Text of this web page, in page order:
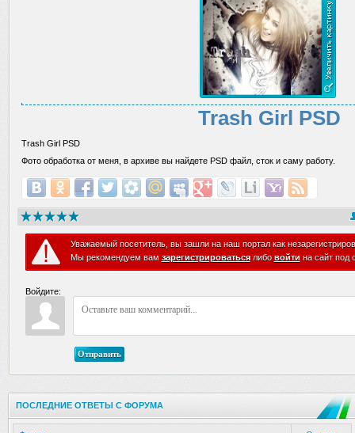
Trash Girl PSD
Trash Girl PSD
Фото обработка от меня, в архиве вы найдете PSD файл, сток и саму работу.
Уважаемый посетитель, вы зашли на наш портал как
Мы рекомендуем вам зарегистрироватьсялибо войти на сайт под
Войдите:
Отправить
ПОСЛЕДНИЕ ОТВЕТЫ С ФОРУМА